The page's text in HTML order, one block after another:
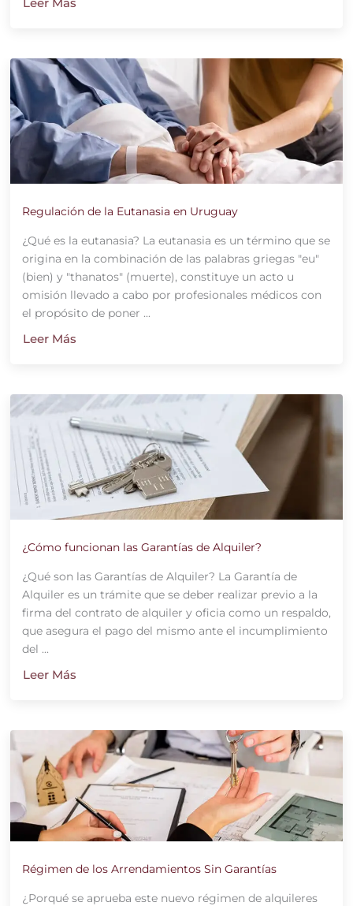
Leer Más
Regulación de la Eutanasia en Uruguay
¿Qué es la eutanasia? La eutanasia es un término que se
origina en la combinación de las palabras griegas "eu"
(bien) y "thanatos" (muerte), constituye un acto u
omisión llevado a cabo por profesionales médicos con
el propósito de poner ...
Leer Más
¿Cómo funcionan las Garantías de Alquiler?
¿Qué son las Garantías de Alquiler? La Garantía de
Alquiler es un trámite que se deber realizar previo a la
firma del contrato de alquiler y oficia como un respaldo,
que asegura el pago del mismo ante el incumplimiento
del ...
Leer Más
Régimen de los Arrendamientos Sin Garantías
¿Porqué se aprueba este nuevo régimen de alquileres